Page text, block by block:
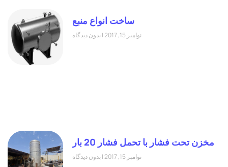
ساخت انواع منبع
نوامبر 15, 2017 بدون دیدگاه
مخزن تحت فشار با تحمل فشار 20 بار
نوامبر 15, 2017 بدون دیدگاه